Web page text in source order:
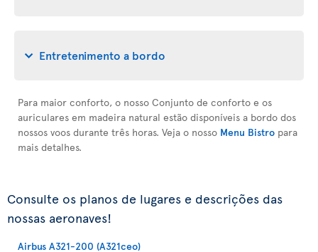
Entretenimento a bordo
Para maior conforto, o nosso Conjunto de conforto e os
auriculares em madeira natural estão disponíveis a bordo dos
nossos voos durante três horas. Veja o nosso Menu Bistro para
mais detalhes.
Consulte os planos de lugares e descrições das
nossas aeronaves!
Airbus A321-200 (A321ceo)